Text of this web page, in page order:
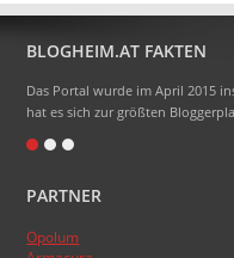
BLOGHEIM.AT FAKTEN
Das Portal wurde im April 2015
hat es sich zur größten
nur Blogheim dazu. Die
:)
PARTNER
Opolum